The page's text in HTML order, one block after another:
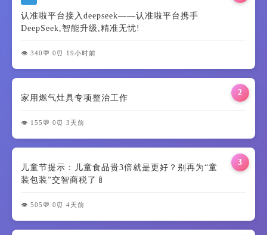
认准啦平台接入deepseek——认准啦平台携手
DeepSeek,智能升级,精准无忧!
👁️ 340 💬 0 ⏰ 19小时前
2
家用燃气灶具专项整治工作
👁️ 155 💬 0 ⏰ 3天前
3
儿童节提示：儿童食品贵3倍就是更好？别再为“童
装包装”交智商税了🍼
👁️ 505 💬 0 ⏰ 4天前